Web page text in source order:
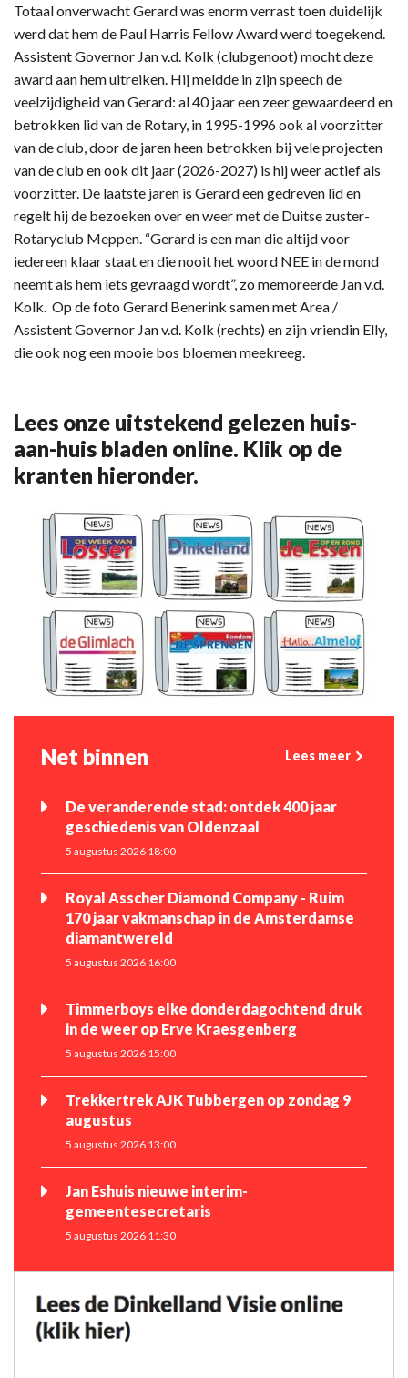
Totaal onverwacht Gerard was enorm verrast toen duidelijk
werd dat hem de Paul Harris Fellow Award werd toegekend.
Assistent Governor Jan v.d. Kolk (clubgenoot) mocht deze
award aan hem uitreiken. Hij meldde in zijn speech de
veelzijdigheid van Gerard: al 40 jaar een zeer gewaardeerd en
betrokken lid van de Rotary, in 1995-1996 ook al voorzitter
van de club, door de jaren heen betrokken bij vele projecten
van de club en ook dit jaar (2026-2027) is hij weer actief als
voorzitter. De laatste jaren is Gerard een gedreven lid en
regelt hij de bezoeken over en weer met de Duitse zuster-
Rotaryclub Meppen. “Gerard is een man die altijd voor
iedereen klaar staat en die nooit het woord NEE in de mond
neemt als hem iets gevraagd wordt”, zo memoreerde Jan v.d.
Kolk. Op de foto Gerard Benerink samen met Area /
Assistent Governor Jan v.d. Kolk (rechts) en zijn vriendin Elly,
die ook nog een mooie bos bloemen meekreeg.
Lees onze uitstekend gelezen huis-
aan-huis bladen online. Klik op de
kranten hieronder.
Net binnen Lees meer
De veranderende stad: ontdek 400 jaar
geschiedenis van Oldenzaal
5 augustus 2026 18:00
Royal Asscher Diamond Company - Ruim
170 jaar vakmanschap in de Amsterdamse
diamantwereld
5 augustus 2026 16:00
Timmerboys elke donderdagochtend druk
in de weer op Erve Kraesgenberg
5 augustus 2026 15:00
Trekkertrek AJK Tubbergen op zondag 9
augustus
5 augustus 2026 13:00
Jan Eshuis nieuwe interim-
gemeentesecretaris
5 augustus 2026 11:30